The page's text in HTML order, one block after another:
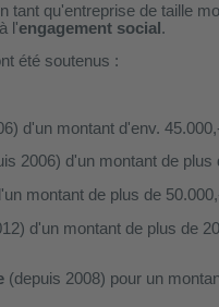
tant qu'entreprise de taille
l'engagement social .
été soutenus :
d'un montant d'env.
2006) d'un montant de plus
montant de plus de
d'un montant de plus de
(depuis 2008) pour un